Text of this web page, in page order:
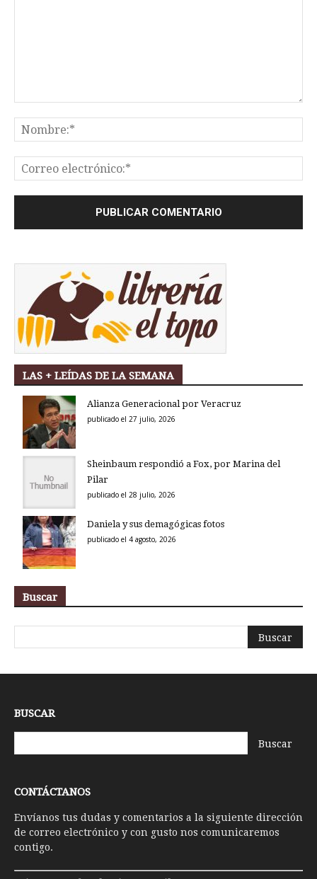
LAS + LEÍDAS DE LA SEMANA
Alianza Generacional por Veracruz
publicado el 27 julio, 2026
Sheinbaum respondió a Fox, por Marina del
Pilar
publicado el 28 julio, 2026
Daniela y sus demagógicas fotos
publicado el 4 agosto, 2026
Buscar
BUSCAR
CONTÁCTANOS
Envíanos tus dudas y comentarios a la siguiente dirección
de correo electrónico y con gusto nos comunicaremos
contigo.